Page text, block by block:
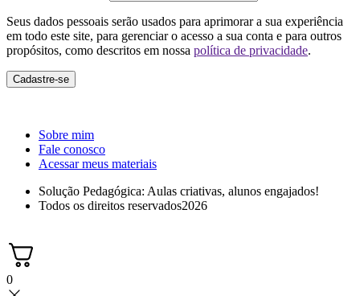
Seus dados pessoais serão usados para aprimorar a sua experiência
em todo este site, para gerenciar o acesso a sua conta e para outros
propósitos, como descritos em nossa política de privacidade.
Cadastre-se
Sobre mim
Fale conosco
Acessar meus materiais
Solução Pedagógica: Aulas criativas, alunos engajados!
Todos os direitos reservados2026
0